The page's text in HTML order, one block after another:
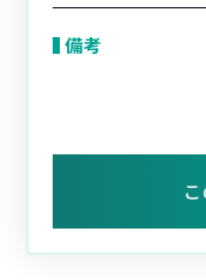
備考